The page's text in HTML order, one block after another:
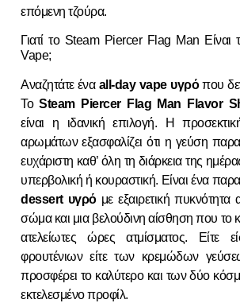
επόμενη τζούρα.
Γιατί το Steam Piercer Flag Man Είναι
Vape;
Αναζητάτε ένα all-day vape υγρόπου
ΤοSteam Piercer Flag Man Flavor
είναι η ιδανική επιλογή. Η
αρωμάτων εξασφαλίζει ότι η γεύση
ευχάριστη καθ’ όλη τη διάρκεια της
υπερβολική ή κουραστική. Είναι ένα
dessert υγρόμε εξαιρετική
σώμα και μια βελούδινη αίσθηση που το
ατελείωτες ώρες ατμίσματος. Είτε
φρουτένιων είτε των κρεμώδων
προσφέρει το καλύτερο και των δύο
εκτελεσμένο προφίλ.